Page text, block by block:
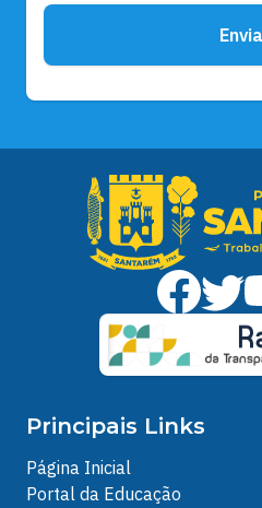
Principais Links
Página Inicial
Portal da Educação